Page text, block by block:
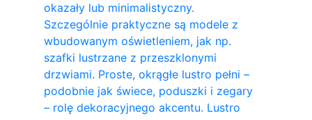
okazały lub minimalistyczny.
Szczególnie praktyczne są modele z
wbudowanym oświetleniem, jak np.
szafki lustrzane z przeszklonymi
drzwiami. Proste, okrągłe lustro pełni –
podobnie jak świece, poduszki i zegary
– rolę dekoracyjnego akcentu. Lustro